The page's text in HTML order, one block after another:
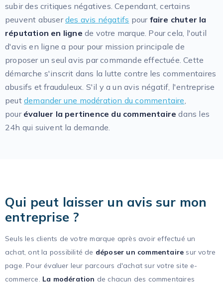
subir des critiques négatives. Cependant, certains
peuvent abuserdes avis négatifs pour faire chuter la
réputation en ligne de votre marque. Pour cela, l'outil
d'avis en ligne a pour pour mission principale de
proposer un seul avis par commande effectuée. Cette
démarche s'inscrit dans la lutte contre les commentaires
abusifs et frauduleux. S'il y a un avis négatif, l'entreprise
peut demander une modération du commentaire
pour évaluer la pertinence du commentaire dans les
24h qui suivent la demande.
Qui peut laisser un avis sur mon
entreprise ?
Seuls les clients de votre marque après avoir effectué un
achat, ont la possibilité de déposer un commentaire sur votre
page. Pour évaluer leur parcours d'achat sur votre site e-
commerce. La modération de chacun des commentaires